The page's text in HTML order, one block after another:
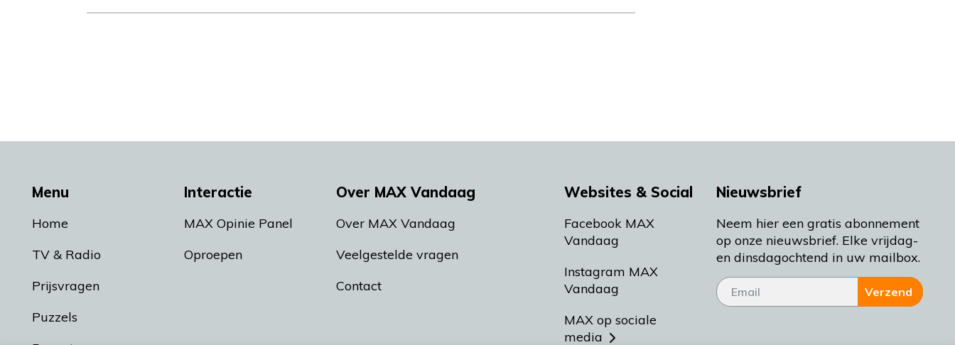
Menu
Home
TV & Radio
Prijsvragen
Puzzels
Interactie
MAX Opinie Panel
Oproepen
Over MAX Vandaag
Over MAX Vandaag
Veelgestelde vragen
Contact
Websites & Social
Facebook MAX
Vandaag
Instagram MAX
Vandaag
MAX op sociale
media
Nieuwsbrief
Neem hier een gratis abonnement
op onze nieuwsbrief. Elke vrijdag-
en dinsdagochtend in uw mailbox.
Verzend